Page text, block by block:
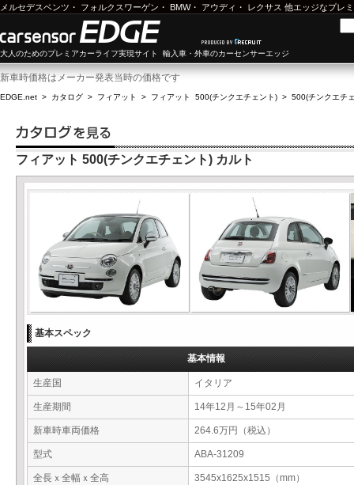
メルセデスベンツ ・ フォルクスワーゲン ・ BMW・ アウディ ・ レクサス 他エッジなプレ
大人のためのプレミアカーライフ実現サイト 輸入車・外車のカーセンサーエッジ
新車時価格はメーカー発表当時の価格です
EDGE.net > カタログ > フィアット > フィアット 500(チンクエチェント) > 500(チンクエチ
フィアット 500(チンクエチェント) カルト
基本スペック
基本情報
生産国 イタリア
生産期間 14年12月～15年02月
新車時車両価格 264.6万円（税込）
型式 ABA-31209
全長ｘ全幅ｘ全高 3545x1625x1515（mm）